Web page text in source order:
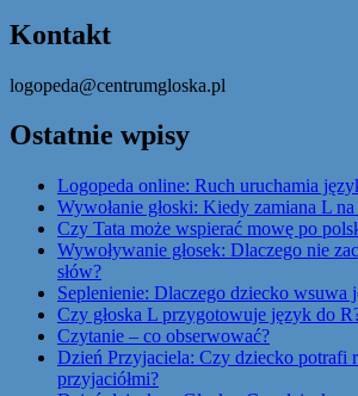
Kontakt
logopeda@centrumgloska.pl
Ostatnie wpisy
Logopeda online: Ruch uruchamia
Wywołanie głoski: Kiedy zamiana L
Czy Tata może wspierać mowę po
Wywoływanie głosek: Dlaczego nie
słów?
Seplenienie: Dlaczego dziecko wsuwa
Czy głoska L przygotowuje język do
Czytanie – co obserwować?
Dzień Przyjaciela: Czy dziecko potrafi
przyjaciółmi?